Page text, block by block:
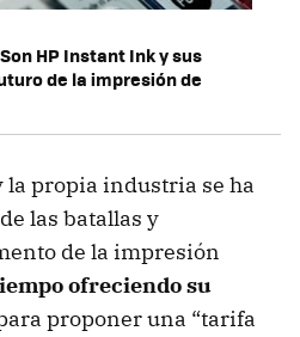
HP Instant Ink y sus
de la impresión de
la propia industria se ha
las batallas y
de la impresión
ofreciendo su
proponer una “tarifa